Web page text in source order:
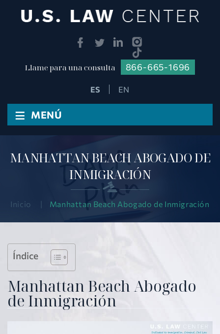
Llame para una consulta 866-665-1696
EN
≡ MENÚ
MANHATTAN BEACH ABOGADO DE
INMIGRACIÓN
Inicio | Manhattan Beach Abogado de Inmigración
Índice
Manhattan Beach Abogado
de Inmigración